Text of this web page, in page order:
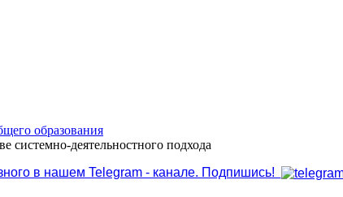
образования
деятельностного подхода
в нашем Telegram - канале. Подпишись!